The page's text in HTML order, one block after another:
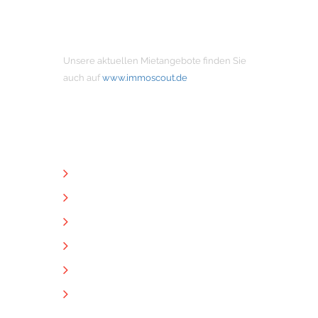
Unsere aktuellen Mietangebote finden Sie
auch auf www.immoscout.de